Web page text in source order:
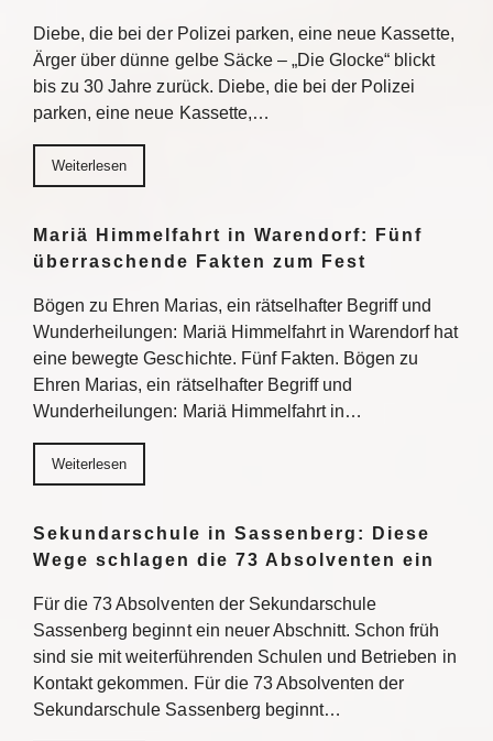
Diebe, die bei der Polizei parken, eine neue Kassette,
Ärger über dünne gelbe Säcke – „Die Glocke“ blickt
bis zu 30 Jahre zurück. Diebe, die bei der Polizei
parken, eine neue Kassette,…
Weiterlesen
Mariä Himmelfahrt in Warendorf: Fünf
überraschende Fakten zum Fest
Bögen zu Ehren Marias, ein rätselhafter Begriff und
Wunderheilungen: Mariä Himmelfahrt in Warendorf hat
eine bewegte Geschichte. Fünf Fakten. Bögen zu
Ehren Marias, ein rätselhafter Begriff und
Wunderheilungen: Mariä Himmelfahrt in…
Weiterlesen
Sekundarschule in Sassenberg: Diese
Wege schlagen die 73 Absolventen ein
Für die 73 Absolventen der Sekundarschule
Sassenberg beginnt ein neuer Abschnitt. Schon früh
sind sie mit weiterführenden Schulen und Betrieben in
Kontakt gekommen. Für die 73 Absolventen der
Sekundarschule Sassenberg beginnt…